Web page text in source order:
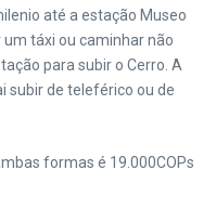
até a estação Museo
um táxi ou caminhar não
para subir o Cerro. A
subir de teleférico ou de
formas é 19.000COPs